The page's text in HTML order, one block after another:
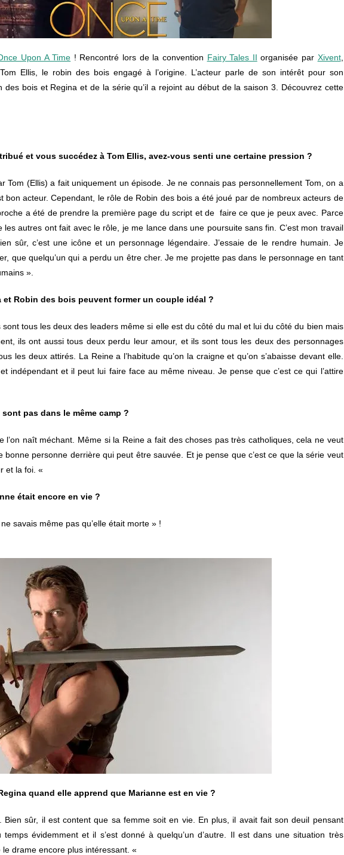
Upon A Time ! Rencontré lors de la convention Fairy Tales II organisée par Xivent,
Ellis, le robin des bois engagé à l’origine. L’acteur parle de son intérêt pour son
des bois et Regina et de la série qu’il a rejoint au début de la saison 3. Découvrez cette
et vous succédez à Tom Ellis, avez-vous senti une certaine pression ?
Tom (Ellis) a fait uniquement un épisode. Je ne connais pas personnellement Tom, on a
bon acteur. Cependant, le rôle de Robin des bois a été joué par de nombreux acteurs de
a été de prendre la première page du script et de faire ce que je peux avec. Parce
autres ont fait avec le rôle, je me lance dans une poursuite sans fin. C’est mon travail
sûr, c’est une icône et un personnage légendaire. J’essaie de le rendre humain. Je
que quelqu’un qui a perdu un être cher. Je me projette pas dans le personnage en tant
».
et Robin des bois peuvent former un couple idéal ?
tous les deux des leaders même si elle est du côté du mal et lui du côté du bien mais
ils ont aussi tous deux perdu leur amour, et ils sont tous les deux des personnages
les deux attirés. La Reine a l’habitude qu’on la craigne et qu’on s’abaisse devant elle.
indépendant et il peut lui faire face au même niveau. Je pense que c’est ce qui l’attire
pas dans le même camp ?
naît méchant. Même si la Reine a fait des choses pas très catholiques, cela ne veut
bonne personne derrière qui peut être sauvée. Et je pense que c’est ce que la série veut
et la foi. «
était encore en vie ?
savais même pas qu’elle était morte » !
quand elle apprend que Marianne est en vie ?
Bien sûr, il est content que sa femme soit en vie. En plus, il avait fait son deuil pensant
évidemment et il s’est donné à quelqu’un d’autre. Il est dans une situation très
drame encore plus intéressant. «